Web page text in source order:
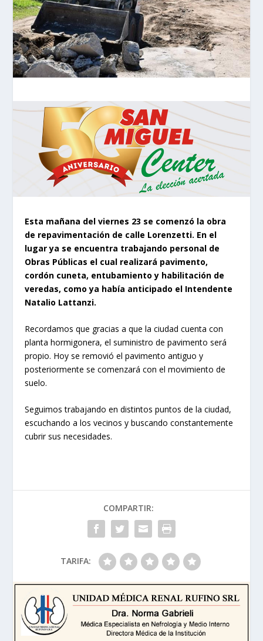
Esta mañana del viernes 23 se comenzó la obra
de repavimentación de calle Lorenzetti. En el
lugar ya se encuentra trabajando personal de
Obras Públicas el cual realizará pavimento,
cordón cuneta, entubamiento y habilitación de
veredas, como ya había anticipado el Intendente
Natalio Lattanzi.
Recordamos que gracias a que la ciudad cuenta con
planta hormigonera, el suministro de pavimento será
propio. Hoy se removió el pavimento antiguo y
posteriormente se comenzará con el movimiento de
suelo.
Seguimos trabajando en distintos puntos de la ciudad,
escuchando a los vecinos y buscando constantemente
cubrir sus necesidades.
COMPARTIR:
TARIFA: